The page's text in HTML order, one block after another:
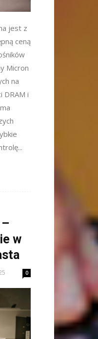
jest z
ceną
Micron
na
DRAM i
w
0